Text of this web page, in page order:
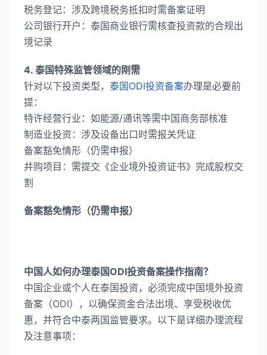
​税务登记​：涉及跨境税务抵扣时需备案证明
​公司银行开户​：泰国商业银行需核查投资款的合规出
境记录
​4. 泰国特殊监管领域的刚需​
针对以下投资类型， 泰国ODI投资备案办理是必要前
提：
​特许经营行业​：如能源/通讯等需中国商务部核准
​制造业投资​：涉及设备出口时需报关凭证
​备案豁免情形（仍需申报）
​并购项目​：需提交《企业境外投资证书》完成股权交
割
备案豁免情形（仍需申报）​
中国人如何办理泰国ODI投资备案操作指南？
中国企业或个人在泰国投资，必须完成中国境外投资
备案（ODI）​，以确保资金合法出境、享受税收优
惠，并符合中泰两国监管要求。以下是详细办理流程
及注意事项：